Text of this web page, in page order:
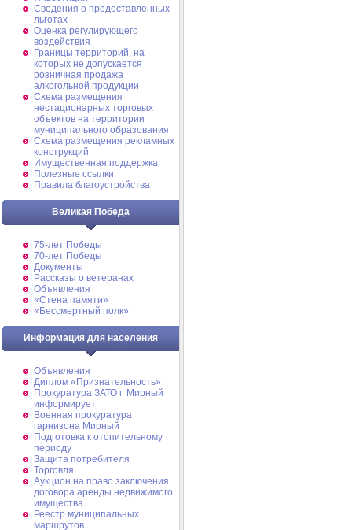
Сведения о предоставленных
льготах
Оценка регулирующего
воздействия
Границы территорий, на
которых не допускается
розничная продажа
алкогольной продукции
Схема размещения
нестационарных торговых
объектов на территории
муниципального образования
Схема размещения рекламных
конструкций
Имущественная поддержка
Полезные ссылки
Правила благоустройства
Великая Победа
75-лет Победы
70-лет Победы
Документы
Рассказы о ветеранах
Объявления
«Стена памяти»
«Бессмертный полк»
Информация для населения
Объявления
Диплом «Признательность»
Прокуратура ЗАТО г. Мирный
информирует
Военная прокуратура
гарнизона Мирный
Подготовка к отопительному
периоду
Защита потребителя
Торговля
Аукцион на право заключения
договора аренды недвижимого
имущества
Реестр муниципальных
маршрутов